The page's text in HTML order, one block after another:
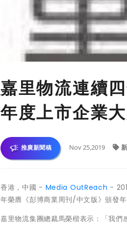
嘉里物流連續
年度上市企業
推廣新聞稿 Nov 25,2019
香港，中國 - Media OutReach -
年榮膺《彭博商業周刊/中文版》頒發
嘉里物流集團總裁馬榮楷表示：「我